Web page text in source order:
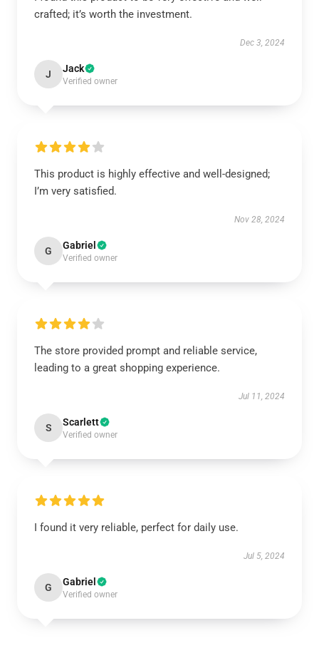
crafted; it’s worth the investment.
Dec 3, 2024
J Jack
Verified owner
This product is highly effective and well-designed;
I’m very satisfied.
Nov 28, 2024
G Gabriel
Verified owner
The store provided prompt and reliable service,
leading to a great shopping experience.
Jul 11, 2024
S Scarlett
Verified owner
I found it very reliable, perfect for daily use.
Jul 5, 2024
G Gabriel
Verified owner